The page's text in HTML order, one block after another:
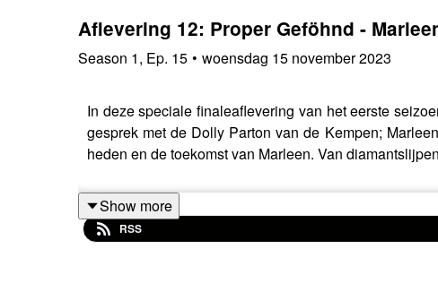
Aflevering 12: Proper Geföhnd -
Season 1, Ep. 15 • woensdag 15 november 2023
In deze speciale finaleaflevering van het eerste
gesprek met de Dolly Parton van de Kempen;
heden en de toekomst van Marleen. Van
Show more
RSS